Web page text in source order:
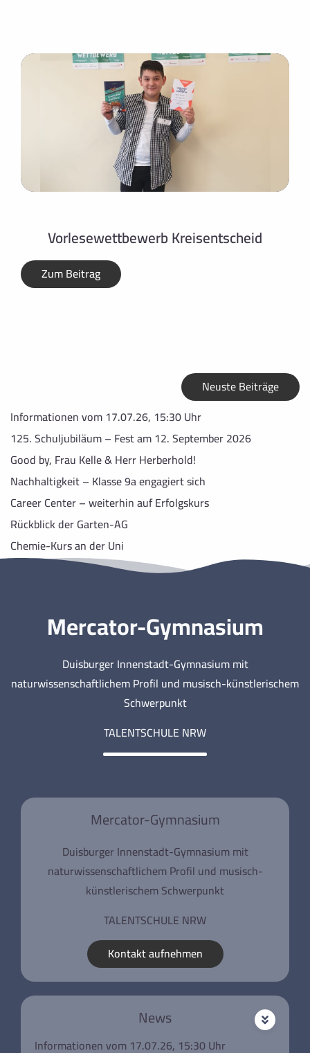
Vorlesewettbewerb Kreisentscheid
Zum Beitrag
Neuste Beiträge
Informationen vom 17.07.26, 15:30 Uhr
125. Schuljubiläum – Fest am 12. September 2026
Good by, Frau Kelle & Herr Herberhold!
Nachhaltigkeit – Klasse 9a engagiert sich
Career Center – weiterhin auf Erfolgskurs
Rückblick der Garten-AG
Chemie-Kurs an der Uni
Mercator-Gymnasium
Duisburger Innenstadt-Gymnasium mit
naturwissenschaftlichem Profil und musisch-künstlerischem
Schwerpunkt
TALENTSCHULE NRW
Mercator-Gymnasium
Duisburger Innenstadt-Gymnasium mit
naturwissenschaftlichem Profil und musisch-
künstlerischem Schwerpunkt
TALENTSCHULE NRW
Kontakt aufnehmen
News
Informationen vom 17.07.26, 15:30 Uhr